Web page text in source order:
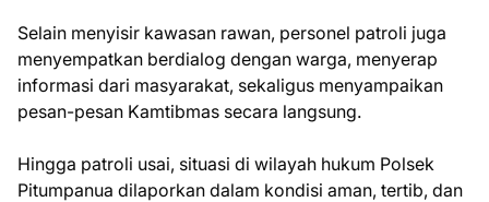
Selain menyisir kawasan rawan, personel patroli juga
menyempatkan berdialog dengan warga, menyerap
informasi dari masyarakat, sekaligus menyampaikan
pesan-pesan Kamtibmas secara langsung.
Hingga patroli usai, situasi di wilayah hukum Polsek
Pitumpanua dilaporkan dalam kondisi aman, tertib, dan